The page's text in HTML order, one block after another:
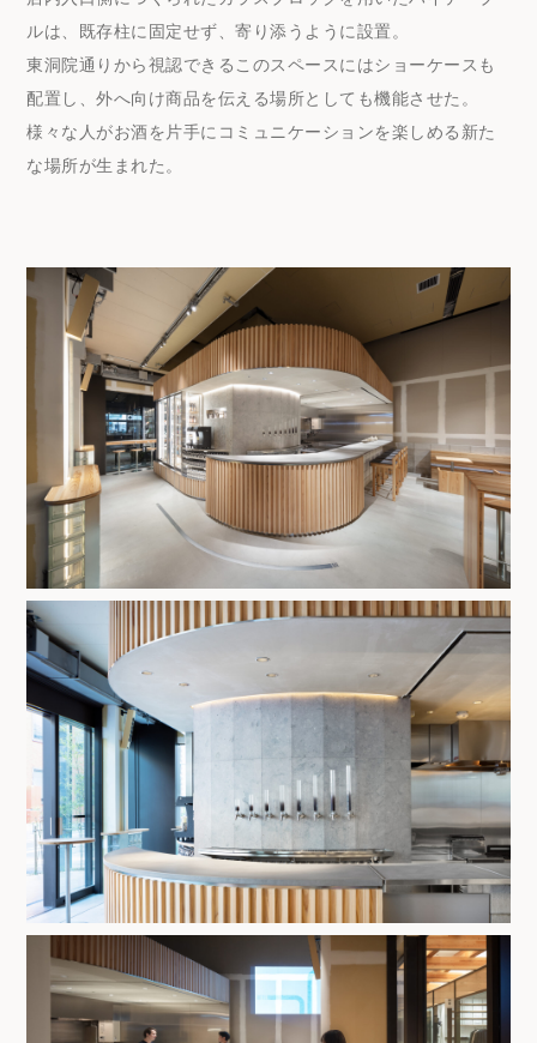
ルは、既存柱に固定せず、寄り添うように設置。
東洞院通りから視認できるこのスペースにはショーケースも
配置し、外へ向け商品を伝える場所としても機能させた。
様々な人がお酒を片手にコミュニケーションを楽しめる新た
な場所が生まれた。